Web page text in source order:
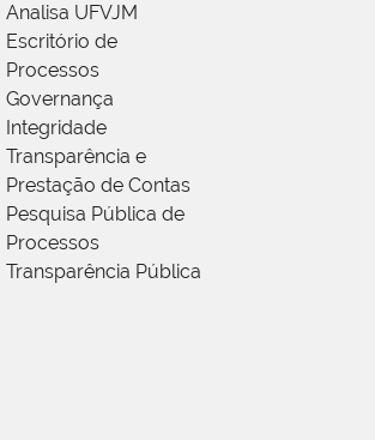
Analisa UFVJM
Escritório de
Processos
Governança
Integridade
Transparência e
Prestação de Contas
Pesquisa Pública de
Processos
Transparência Pública